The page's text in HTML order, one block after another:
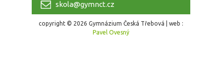
skola@gymnct.cz
copyright © 2026 Gymnázium Česká Třebová | web :
Pavel Ovesný